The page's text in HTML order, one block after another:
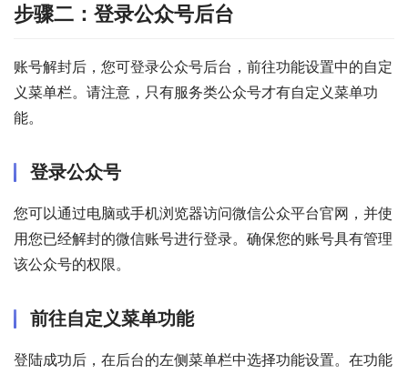
步骤二：登录公众号后台
账号解封后，您可登录公众号后台，前往功能设置中的自定
义菜单栏。请注意，只有服务类公众号才有自定义菜单功
能。
登录公众号
您可以通过电脑或手机浏览器访问微信公众平台官网，并使
用您已经解封的微信账号进行登录。确保您的账号具有管理
该公众号的权限。
前往自定义菜单功能
登陆成功后，在后台的左侧菜单栏中选择功能设置。在功能